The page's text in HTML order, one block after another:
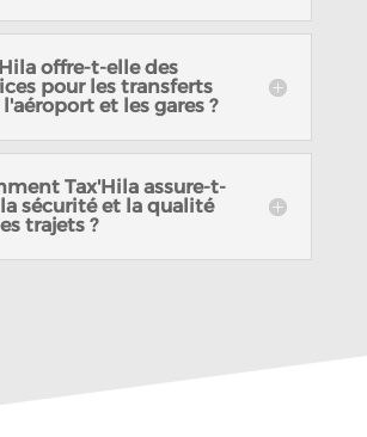
offre-t-elle des
pour les transferts
l'aéroport et les gares ?
Tax'Hila assure-t-
sécurité et la qualité
trajets ?